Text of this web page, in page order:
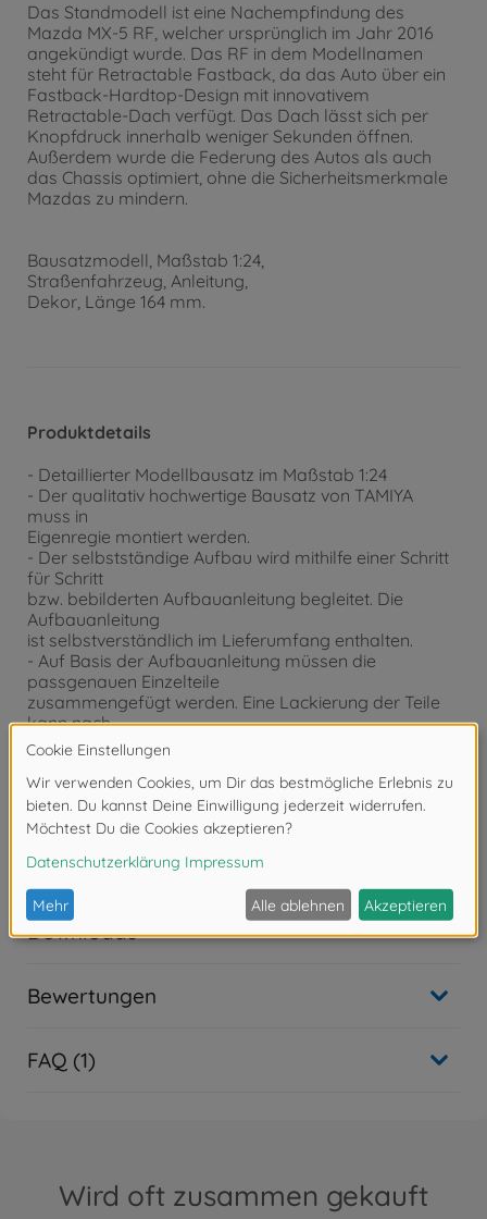
Das Standmodell ist eine Nachempfindung des
Mazda MX-5 RF, welcher ursprünglich im Jahr 2016
angekündigt wurde. Das RF in dem Modellnamen
steht für Retractable Fastback, da das Auto über ein
Fastback-Hardtop-Design mit innovativem
Retractable-Dach verfügt. Das Dach lässt sich per
Knopfdruck innerhalb weniger Sekunden öffnen.
Außerdem wurde die Federung des Autos als auch
das Chassis optimiert, ohne die Sicherheitsmerkmale
Mazdas zu mindern.
Bausatzmodell, Maßstab 1:24,
Straßenfahrzeug, Anleitung,
Dekor, Länge 164 mm.
Produktdetails
- Detaillierter Modellbausatz im Maßstab 1:24
- Der qualitativ hochwertige Bausatz von TAMIYA
muss in
Eigenregie montiert werden.
- Der selbstständige Aufbau wird mithilfe einer Schritt
für Schritt
bzw. bebilderten Aufbauanleitung begleitet. Die
Aufbauanleitung
ist selbstverständlich im Lieferumfang enthalten.
- Auf Basis der Aufbauanleitung müssen die
passgenauen Einzelteile
zusammengefügt werden. Eine Lackierung der Teile
kann nach
eigenen Vorstellungen vorgenommen werden.
- Werkzeug, Klebstoff und Farben sind im
Lieferumfang des
Plastikbausatzes nicht enthalten. Diese müssen
optional erworben
Downloads
Bewertungen
FAQ (1)
Wird oft zusammen gekauft